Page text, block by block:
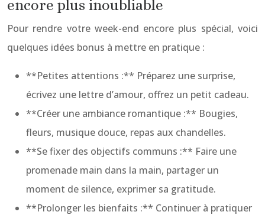
encore plus inoubliable
Pour rendre votre week-end encore plus spécial, voici
quelques idées bonus à mettre en pratique :
**Petites attentions :** Préparez une surprise,
écrivez une lettre d’amour, offrez un petit cadeau.
**Créer une ambiance romantique :** Bougies,
fleurs, musique douce, repas aux chandelles.
**Se fixer des objectifs communs :** Faire une
promenade main dans la main, partager un
moment de silence, exprimer sa gratitude.
**Prolonger les bienfaits :** Continuer à pratiquer